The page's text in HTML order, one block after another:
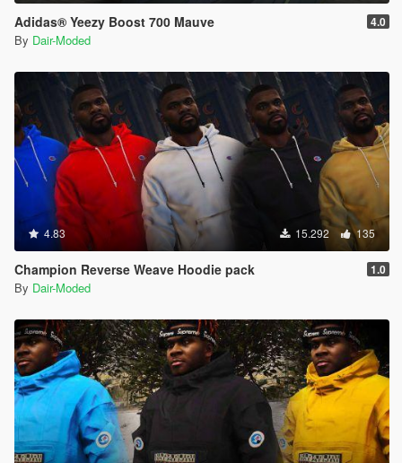
Adidas® Yeezy Boost 700 Mauve 4.0
By Dair-Moded
4.83 15.292 135
Champion Reverse Weave Hoodie pack 1.0
By Dair-Moded